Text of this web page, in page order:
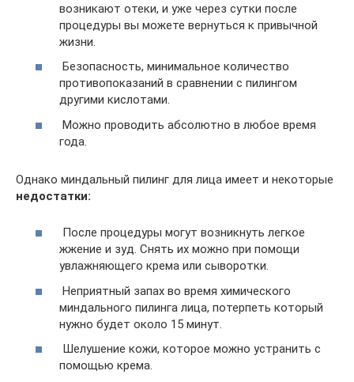
возникают отеки, и уже через сутки после
процедуры вы можете вернуться к привычной
жизни.
Безопасность, минимальное количество
противопоказаний в сравнении с пилингом
другими кислотами.
Можно проводить абсолютно в любое время
года.
Однако миндальный пилинг для лица имеет и некоторые
недостатки:
После процедуры могут возникнуть легкое
жжение и зуд. Снять их можно при помощи
увлажняющего крема или сыворотки.
Неприятный запах во время химического
миндального пилинга лица, потерпеть который
нужно будет около 15 минут.
Шелушение кожи, которое можно устранить с
помощью крема.